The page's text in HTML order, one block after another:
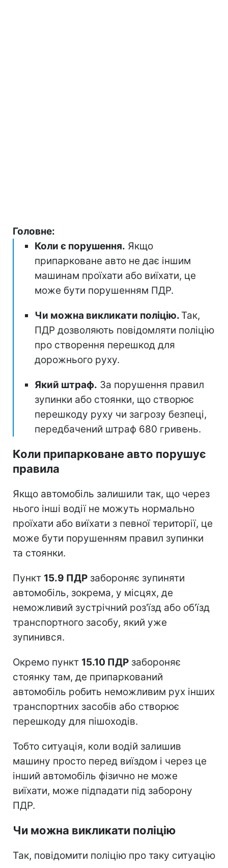
Головне:
Коли є порушення. Якщо
припарковане авто не дає іншим
машинам проїхати або виїхати, це
може бути порушенням ПДР.
Чи можна викликати поліцію. Так,
ПДР дозволяють повідомляти поліцію
про створення перешкод для
дорожнього руху.
Який штраф. За порушення правил
зупинки або стоянки, що створює
перешкоду руху чи загрозу безпеці,
передбачений штраф 680 гривень.
Коли припарковане авто порушує
правила
Якщо автомобіль залишили так, що через
нього інші водії не можуть нормально
проїхати або виїхати з певної території, це
може бути порушенням правил зупинки
та стоянки.
Пункт 15.9 ПДР забороняє зупиняти
автомобіль, зокрема, у місцях, де
неможливий зустрічний роз'їзд або об'їзд
транспортного засобу, який уже
зупинився.
Окремо пункт 15.10 ПДР забороняє
стоянку там, де припаркований
автомобіль робить неможливим рух інших
транспортних засобів або створює
перешкоду для пішоходів.
Тобто ситуація, коли водій залишив
машину просто перед виїздом і через це
інший автомобіль фізично не може
виїхати, може підпадати під заборону
ПДР.
Чи можна викликати поліцію
Так, повідомити поліцію про таку ситуацію